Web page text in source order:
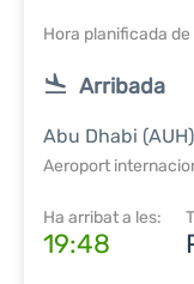
Hora planificada
Arribada
Abu Dhabi (AUH)
Aeroport
Ha arribat a les:
19:48